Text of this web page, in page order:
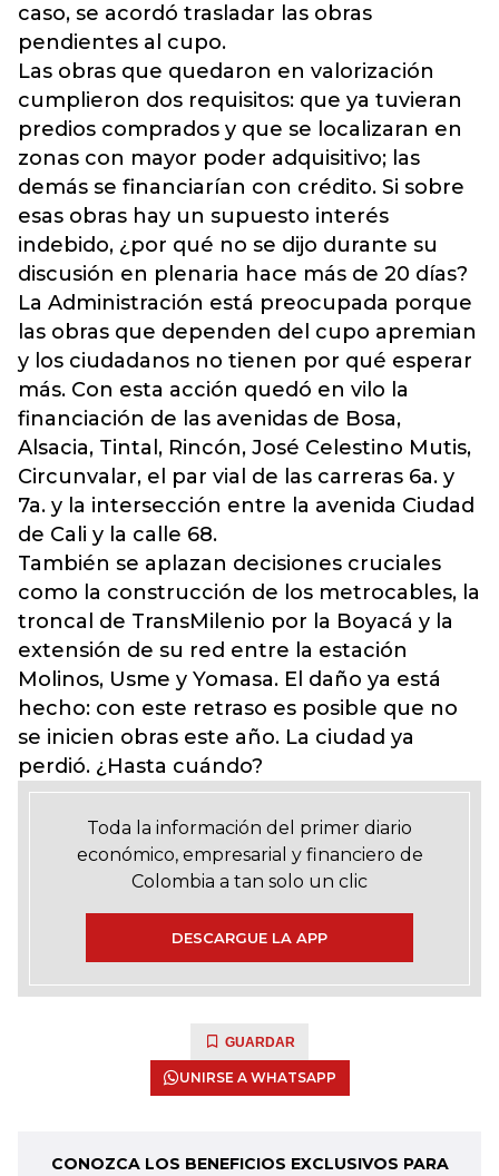
caso, se acordó trasladar las obras
pendientes al cupo.
Las obras que quedaron en valorización
cumplieron dos requisitos: que ya tuvieran
predios comprados y que se localizaran en
zonas con mayor poder adquisitivo; las
demás se financiarían con crédito. Si sobre
esas obras hay un supuesto interés
indebido, ¿por qué no se dijo durante su
discusión en plenaria hace más de 20 días?
La Administración está preocupada porque
las obras que dependen del cupo apremian
y los ciudadanos no tienen por qué esperar
más. Con esta acción quedó en vilo la
financiación de las avenidas de Bosa,
Alsacia, Tintal, Rincón, José Celestino Mutis,
Circunvalar, el par vial de las carreras 6a. y
7a. y la intersección entre la avenida Ciudad
de Cali y la calle 68.
También se aplazan decisiones cruciales
como la construcción de los metrocables, la
troncal de TransMilenio por la Boyacá y la
extensión de su red entre la estación
Molinos, Usme y Yomasa. El daño ya está
hecho: con este retraso es posible que no
se inicien obras este año. La ciudad ya
perdió. ¿Hasta cuándo?
Toda la información del primer diario
económico, empresarial y financiero de
Colombia a tan solo un clic
DESCARGUE LA APP
GUARDAR
UNIRSE A WHATSAPP
CONOZCA LOS BENEFICIOS EXCLUSIVOS PARA